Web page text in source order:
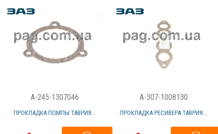
A-245-1307046
ПРОКЛАДКА ПОМПЫ ТАВРИЯ...
A-307-1008130
ПРОКЛАДКА РЕСИВЕРА ТАВРИЯ...